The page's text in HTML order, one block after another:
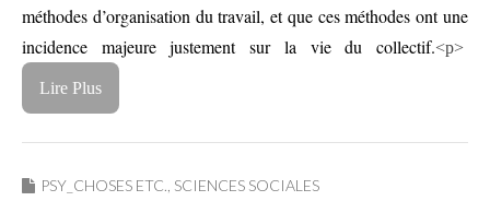
méthodes d’organisation du travail, et que ces méthodes ont une
incidence majeure justement sur la vie du collectif.<p>
Lire Plus
PSY_CHOSES ETC. SCIENCES SOCIALES